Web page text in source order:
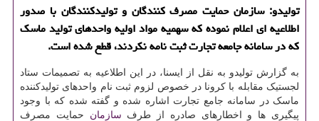
تولیدو: سازمان حمایت مصرف كنندگان و تولیدكنندگان با صدور
اطلاعیه ای اعلام نموده كه سهمیه مواد اولیه واحدهای تولید ماسك
كه در سامانه جامعه تجارت ثبت نامه نكردند، قطع شده است.
به گزارش تولیدو به نقل از ایسنا، در این اطلاعیه به تصمیمات ستاد
لجستیک مقابله با کرونا در خصوص لزوم ثبت نام واحدهای تولیدکننده
ماسک در سامانه جامع تجارت اشاره شده و گفته شده که با وجود
پیگیری ها و اخطارهای صادره از طرف سازمان حمایت مصرف